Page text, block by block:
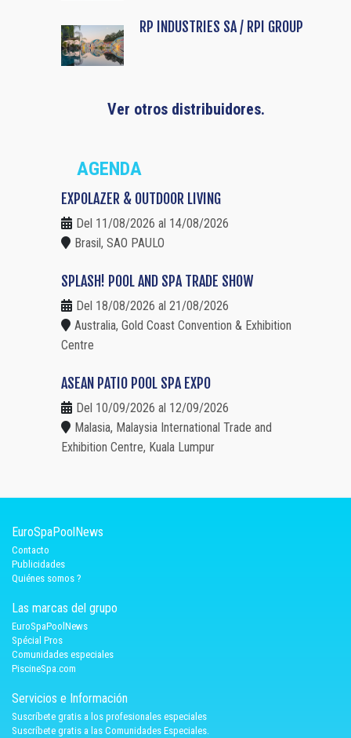
RP INDUSTRIES SA / RPI GROUP
Ver otros distribuidores.
AGENDA
EXPOLAZER & OUTDOOR LIVING
Del 11/08/2026 al 14/08/2026
Brasil, SAO PAULO
SPLASH! POOL AND SPA TRADE SHOW
Del 18/08/2026 al 21/08/2026
Australia, Gold Coast Convention & Exhibition
Centre
ASEAN PATIO POOL SPA EXPO
Del 10/09/2026 al 12/09/2026
Malasia, Malaysia International Trade and
Exhibition Centre, Kuala Lumpur
EuroSpaPoolNews
Contacto
Publicidades
Quiénes somos ?
Las marcas del grupo
EuroSpaPoolNews
Spécial Pros
Comunidades especiales
PiscineSpa.com
Servicios e Información
Suscríbete gratis a los profesionales especiales
Suscríbete gratis a las Comunidades Especiales.